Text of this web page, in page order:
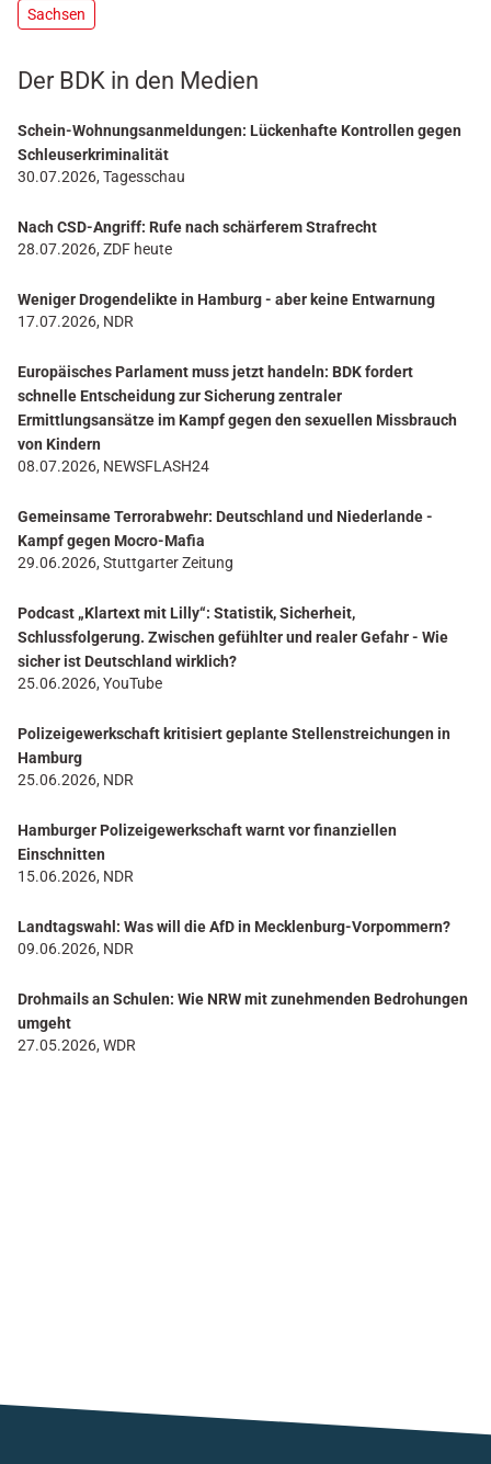
Sachsen
Der BDK in den Medien
Schein-Wohnungsanmeldungen: Lückenhafte Kontrollen gegen
Schleuserkriminalität
30.07.2026, Tagesschau
Nach CSD-Angriff: Rufe nach schärferem Strafrecht
28.07.2026, ZDF heute
Weniger Drogendelikte in Hamburg - aber keine Entwarnung
17.07.2026, NDR
Europäisches Parlament muss jetzt handeln: BDK fordert
schnelle Entscheidung zur Sicherung zentraler
Ermittlungsansätze im Kampf gegen den sexuellen Missbrauch
von Kindern
08.07.2026, NEWSFLASH24
Gemeinsame Terrorabwehr: Deutschland und Niederlande -
Kampf gegen Mocro-Mafia
29.06.2026, Stuttgarter Zeitung
Podcast „Klartext mit Lilly“: Statistik, Sicherheit,
Schlussfolgerung. Zwischen gefühlter und realer Gefahr - Wie
sicher ist Deutschland wirklich?
25.06.2026, YouTube
Polizeigewerkschaft kritisiert geplante Stellenstreichungen in
Hamburg
25.06.2026, NDR
Hamburger Polizeigewerkschaft warnt vor finanziellen
Einschnitten
15.06.2026, NDR
Landtagswahl: Was will die AfD in Mecklenburg-Vorpommern?
09.06.2026, NDR
Drohmails an Schulen: Wie NRW mit zunehmenden Bedrohungen
umgeht
27.05.2026, WDR